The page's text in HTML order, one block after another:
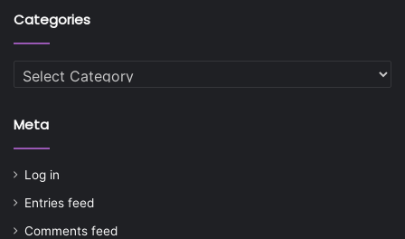
Categories
Categories
Meta
Log in
Entries feed
Comments feed